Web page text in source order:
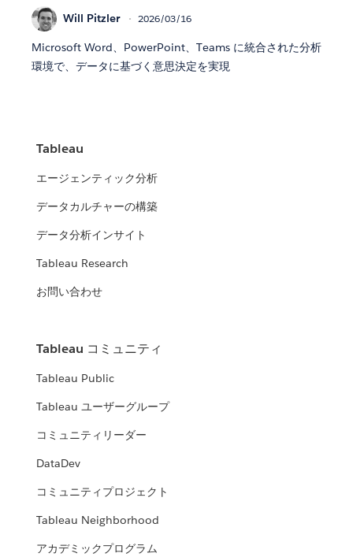
Will Pitzler 2026/03/16
Microsoft Word、PowerPoint、Teams に統合された分析
環境で、データに基づく意思決定を実現
Tableau
エージェンティック分析
データカルチャーの構築
データ分析インサイト
Tableau Research
お問い合わせ
Tableau コミュニティ
Tableau Public
Tableau ユーザーグループ
コミュニティリーダー
DataDev
コミュニティプロジェクト
Tableau Neighborhood
アカデミックプログラム